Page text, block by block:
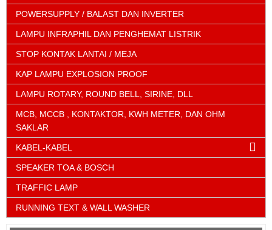
POWERSUPPLY / BALAST DAN INVERTER
LAMPU INFRAPHIL DAN PENGHEMAT LISTRIK
STOP KONTAK LANTAI / MEJA
KAP LAMPU EXPLOSION PROOF
LAMPU ROTARY, ROUND BELL, SIRINE, DLL
MCB, MCCB , KONTAKTOR, KWH METER, DAN OHM
SAKLAR
KABEL-KABEL
SPEAKER TOA & BOSCH
TRAFFIC LAMP
RUNNING TEXT & WALL WASHER